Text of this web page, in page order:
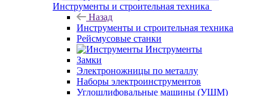
Инструменты и строительная техника
Назад
Инструменты и строительная техника
Рейсмусовые станки
Инструменты
Замки
Электроножницы по металлу
Наборы электроинструментов
Углошлифовальные машины (УШМ)